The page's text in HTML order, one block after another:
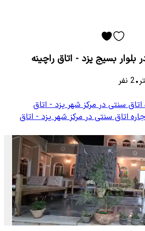
بلوار بسیج یزد - اتاق راچینه
•
2 نفر
اتاق سنتی در مرکز شهر یزد - اتاق
اتاق سنتی در مرکز شهر یزد - اتاق